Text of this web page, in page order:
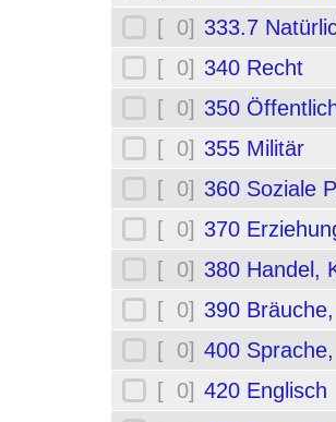
[ 0] 333.7
[ 0] 340 Recht
[ 0] 350
[ 0] 355 Militär
[ 0] 360 Soziale
[ 0] 370
[ 0] 380 Handel,
[ 0] 390
[ 0] 400
[ 0] 420 Englisch